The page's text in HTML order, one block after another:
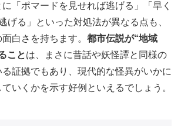
「ポマードを見せれば逃げる」「早く
げる」といった対処法が異なる点も、
白さを持ちます。 都市伝説が“地域
ことは、まさに昔話や妖怪譚と同様の
証拠でもあり、現代的な怪異がいかに
いくかを示す好例といえるでしょう。